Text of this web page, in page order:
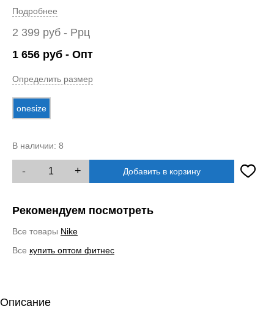
Подробнее
2 399 руб - Ррц
1 656 руб - Опт
Определить размер
onesize
В наличии: 8
- + Добавить в корзину
Рекомендуем посмотреть
Все товары Nike
Все купить оптом фитнес
Описание